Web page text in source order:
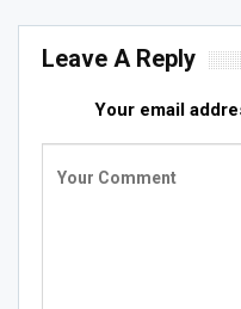
Leave A Reply
Your email